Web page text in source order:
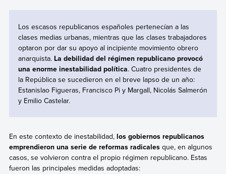
Los escasos republicanos españoles pertenecían a las
clases medias urbanas, mientras que las clases trabajadores
optaron por dar su apoyo al incipiente movimiento obrero
anarquista. La debilidad del régimen republicano provocó
una enorme inestabilidad política. Cuatro presidentes de
la República se sucedieron en el breve lapso de un año:
Estanislao Figueras, Francisco Pi y Margall, Nicolás Salmerón
y Emilio Castelar.
En este contexto de inestabilidad, los gobiernos republicanos
emprendieron una serie de reformas radicalesque, en algunos
casos, se volvieron contra el propio régimen republicano. Estas
fueron las principales medidas adoptadas: